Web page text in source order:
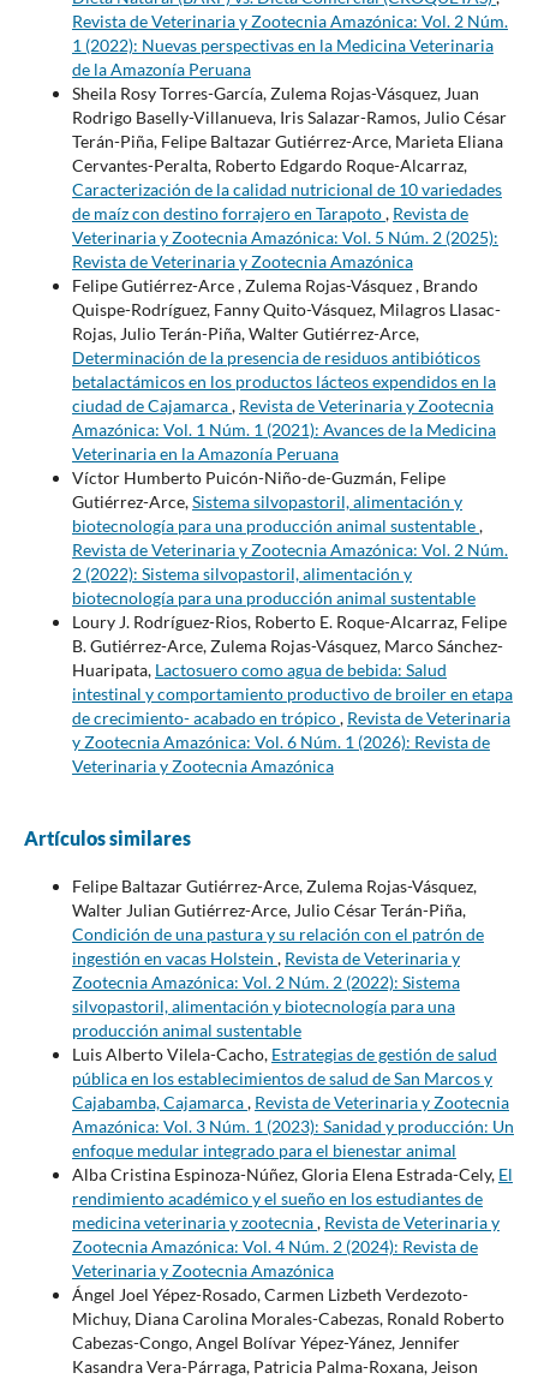
Revista de Veterinaria y Zootecnia Amazónica: Vol. 2 Núm.
1 (2022): Nuevas perspectivas en la Medicina Veterinaria
de la Amazonía Peruana
Sheila Rosy Torres-García, Zulema Rojas-Vásquez, Juan
Rodrigo Baselly-Villanueva, Iris Salazar-Ramos, Julio César
Terán-Piña, Felipe Baltazar Gutiérrez-Arce, Marieta Eliana
Cervantes-Peralta, Roberto Edgardo Roque-Alcarraz,
Caracterización de la calidad nutricional de 10 variedades
de maíz con destino forrajero en Tarapoto, Revista de
Veterinaria y Zootecnia Amazónica: Vol. 5 Núm. 2 (2025):
Revista de Veterinaria y Zootecnia Amazónica
Felipe Gutiérrez-Arce , Zulema Rojas-Vásquez , Brando
Quispe-Rodríguez, Fanny Quito-Vásquez, Milagros Llasac-
Rojas, Julio Terán-Piña, Walter Gutiérrez-Arce,
Determinación de la presencia de residuos antibióticos
betalactámicos en los productos lácteos expendidos en la
ciudad de Cajamarca, Revista de Veterinaria y Zootecnia
Amazónica: Vol. 1 Núm. 1 (2021): Avances de la Medicina
Veterinaria en la Amazonía Peruana
Víctor Humberto Puicón-Niño-de-Guzmán, Felipe
Gutiérrez-Arce,Sistema silvopastoril, alimentación y
biotecnología para una producción animal sustentable,
Revista de Veterinaria y Zootecnia Amazónica: Vol. 2 Núm.
2 (2022): Sistema silvopastoril, alimentación y
biotecnología para una producción animal sustentable
Loury J. Rodríguez-Rios, Roberto E. Roque-Alcarraz, Felipe
B. Gutiérrez-Arce, Zulema Rojas-Vásquez, Marco Sánchez-
Huaripata, Lactosuero como agua de bebida: Salud
intestinal y comportamiento productivo de broiler en etapa
de crecimiento- acabado en trópico, Revista de Veterinaria
y Zootecnia Amazónica: Vol. 6 Núm. 1 (2026): Revista de
Veterinaria y Zootecnia Amazónica
Artículos similares
Felipe Baltazar Gutiérrez-Arce, Zulema Rojas-Vásquez,
Walter Julian Gutiérrez-Arce, Julio César Terán-Piña,
Condición de una pastura y su relación con el patrón de
ingestión en vacas Holstein , Revista de Veterinaria y
Zootecnia Amazónica: Vol. 2 Núm. 2 (2022): Sistema
silvopastoril, alimentación y biotecnología para una
producción animal sustentable
Luis Alberto Vilela-Cacho, Estrategias de gestión de salud
pública en los establecimientos de salud de San Marcos y
Cajabamba, Cajamarca, Revista de Veterinaria y Zootecnia
Amazónica: Vol. 3 Núm. 1 (2023): Sanidad y producción: Un
enfoque medular integrado para el bienestar animal
Alba Cristina Espinoza-Núñez, Gloria Elena Estrada-Cely, El
rendimiento académico y el sueño en los estudiantes de
medicina veterinaria y zootecnia, Revista de Veterinaria y
Zootecnia Amazónica: Vol. 4 Núm. 2 (2024): Revista de
Veterinaria y Zootecnia Amazónica
Ángel Joel Yépez-Rosado, Carmen Lizbeth Verdezoto-
Michuy, Diana Carolina Morales-Cabezas, Ronald Roberto
Cabezas-Congo, Angel Bolívar Yépez-Yánez, Jennifer
Kasandra Vera-Párraga, Patricia Palma-Roxana, Jeison